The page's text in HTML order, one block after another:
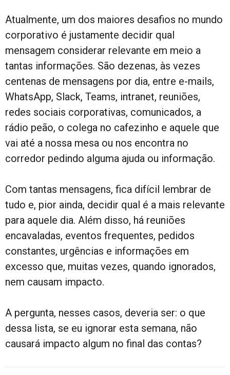
Atualmente, um dos maiores desafios no mundo
corporativo é justamente decidir qual
mensagem considerar relevante em meio a
tantas informações. São dezenas, às vezes
centenas de mensagens por dia, entre e-mails,
WhatsApp, Slack, Teams, intranet, reuniões,
redes sociais corporativas, comunicados, a
rádio peão, o colega no cafezinho e aquele que
vai até a nossa mesa ou nos encontra no
corredor pedindo alguma ajuda ou informação.
Com tantas mensagens, fica difícil lembrar de
tudo e, pior ainda, decidir qual é a mais relevante
para aquele dia. Além disso, há reuniões
encavaladas, eventos frequentes, pedidos
constantes, urgências e informações em
excesso que, muitas vezes, quando ignorados,
nem causam impacto.
A pergunta, nesses casos, deveria ser: o que
dessa lista, se eu ignorar esta semana, não
causará impacto algum no final das contas?